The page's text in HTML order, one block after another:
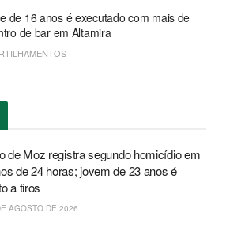
de 16 anos é executado com mais de
de bar em Altamira
de Moz registra segundo homicídio em
de 24 horas; jovem de 23 anos é
a tiros
AGOSTO DE 2026